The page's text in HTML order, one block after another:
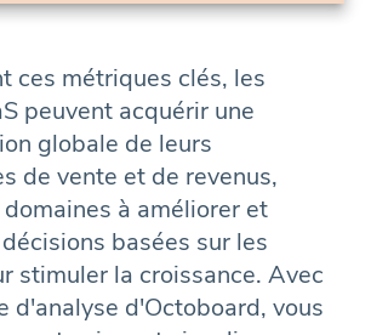
ces métriques clés, les
peuvent acquérir une
globale de leurs
de vente et de revenus,
à améliorer et
basées sur les
stimuler la croissance. Avec
d'analyse d'Octoboard, vous